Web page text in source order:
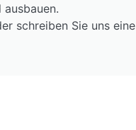
schreiben Sie uns eine